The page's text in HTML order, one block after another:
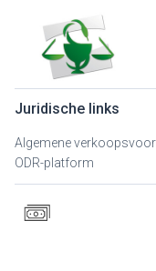
Juridische links
Algemene
ODR-platform